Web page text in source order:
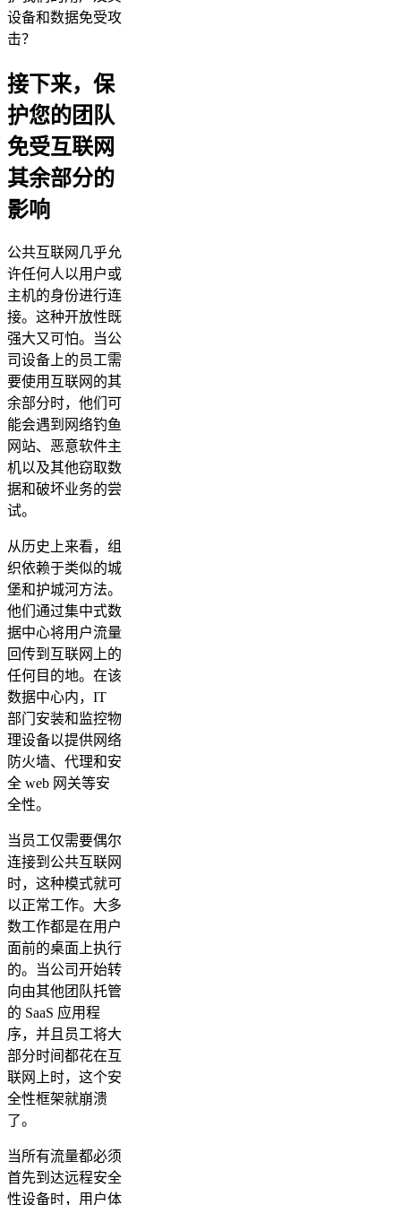
设备和数据免受攻
击？
接下来，保
护您的团队
免受互联网
其余部分的
影响
公共互联网几乎允
许任何人以用户或
主机的身份进行连
接。这种开放性既
强大又可怕。当公
司设备上的员工需
要使用互联网的其
余部分时，他们可
能会遇到网络钓鱼
网站、恶意软件主
机以及其他窃取数
据和破坏业务的尝
试。
从历史上来看，组
织依赖于类似的城
堡和护城河方法。
他们通过集中式数
据中心将用户流量
回传到互联网上的
任何目的地。在该
数据中心内，IT
部门安装和监控物
理设备以提供网络
防火墙、代理和安
全 web 网关等安
全性。
当员工仅需要偶尔
连接到公共互联网
时，这种模式就可
以正常工作。大多
数工作都是在用户
面前的桌面上执行
的。当公司开始转
向由其他团队托管
的 SaaS 应用程
序，并且员工将大
部分时间都花在互
联网上时，这个安
全性框架就崩溃
了。
当所有流量都必须
首先到达远程安全
性设备时，用户体